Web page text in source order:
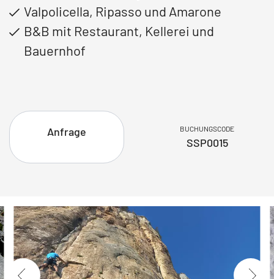
Valpolicella, Ripasso und Amarone
B&B mit Restaurant, Kellerei und
Bauernhof
Anfrage BUCHUNGSCODE
SSP0015